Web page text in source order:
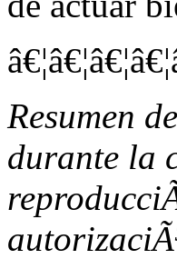
Resumen
durante la